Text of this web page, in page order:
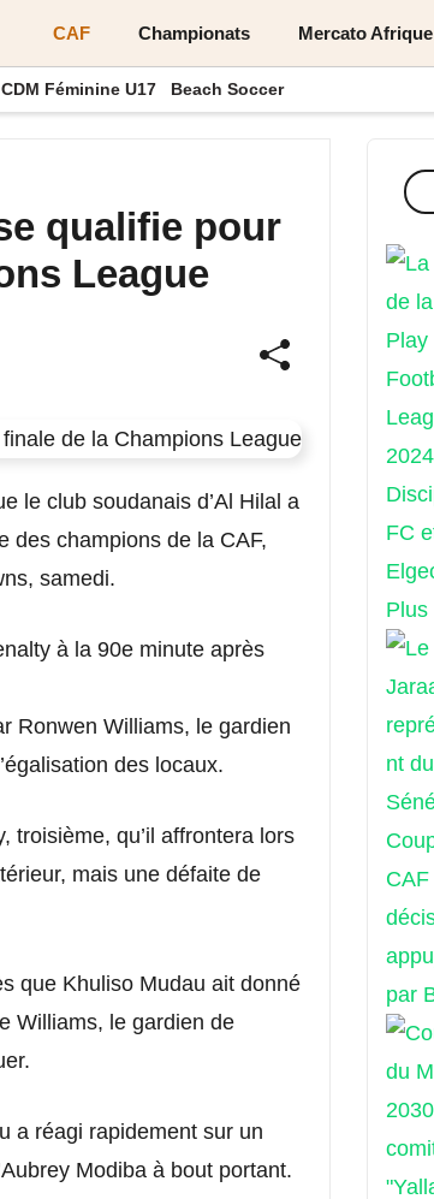
CAF Championats Mercato Afrique
CDM Féminine U17 Beach Soccer
qualifie pour
League
le club soudanais d’Al Hilal a
des champions de la CAF,
samedi.
à la 90e minute après
Ronwen Williams, le gardien
des locaux.
troisième, qu’il affrontera lors
mais une défaite de
que Khuliso Mudau ait donné
Williams, le gardien de
a réagi rapidement sur un
Modiba à bout portant.